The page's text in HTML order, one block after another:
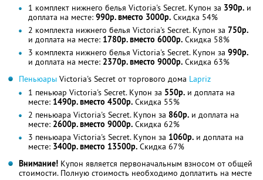
1 комплект нижнего белья Victoria's Secret. Купон за 390р. и
доплата на месте: 990р. вместо 3000р. Скидка 54%
2 комплекта нижнего белья Victoria's Secret. Купон за 750р.
и доплата на месте: 1780р. вместо 6000р. Скидка 58%
3 комплекта нижнего белья Victoria's Secret. Купон за 990р.
и доплата на месте: 2370р. вместо 9000р. Скидка 63%
Пеньюары Victoria's Secret от торгового дома Lapriz
1 пеньюар Victoria's Secret. Купон за 550р. и доплата на
месте: 1490р. вместо 4500р. Скидка 55%
2 пеньюара Victoria's Secret. Купон за 860р. и доплата на
месте: 2600р. вместо 9000р. Скидка 62%
3 пеньюара Victoria's Secret. Купон за 1060р. и доплата на
месте: 3400р. вместо 13500р. Скидка 67%
Внимание! Купон является первоначальным взносом от общей
стоимости. Полную стоимость необходимо доплатить на месте